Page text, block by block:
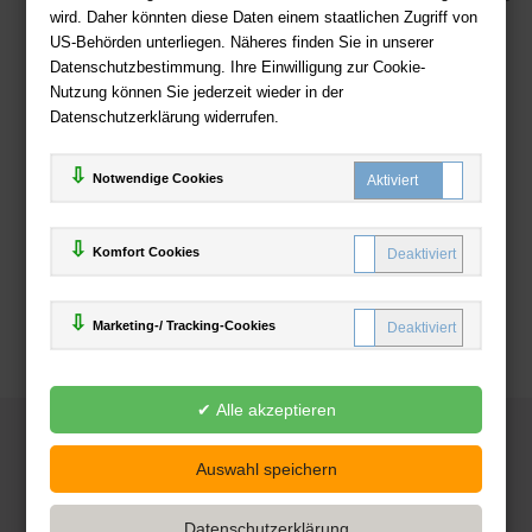
wird. Daher könnten diese Daten einem staatlichen Zugriff von
US-Behörden unterliegen. Näheres finden Sie in unserer
Datenschutzbestimmung. Ihre Einwilligung zur Cookie-
Nutzung können Sie jederzeit wieder in der
Datenschutzerklärung widerrufen.
Notwendige Cookies
Komfort Cookies
Marketing-/ Tracking-Cookies
Zahlweisen
Deutsche-Buchhandlung.de
www.deutsche-buchhandlung.de ist ein Angebot der
Handelsgesellschaft mbH
Powered by Inooga